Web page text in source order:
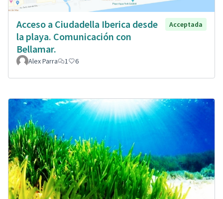
Acceso a Ciudadella Iberica desde
la playa. Comunicación con
Bellamar.
Acceptada
Alex Parra 1 6